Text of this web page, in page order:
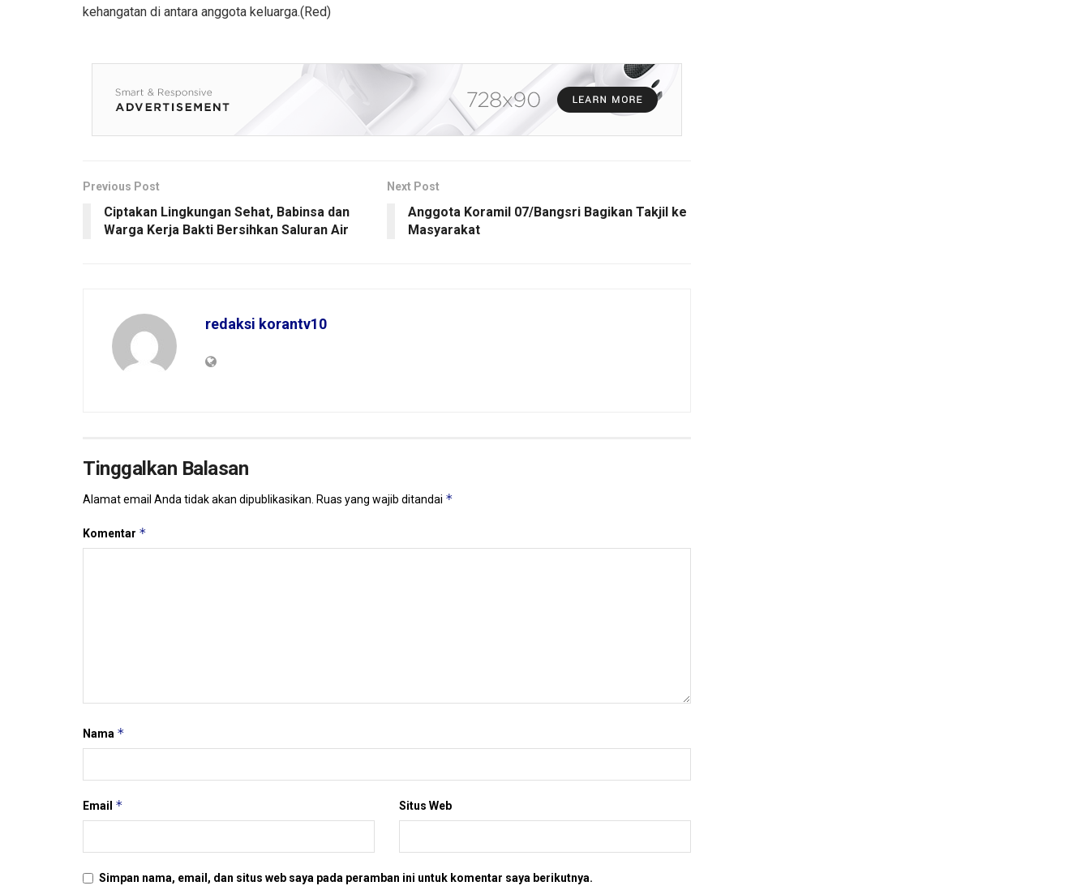
kehangatan di antara anggota keluarga.(Red)
Previous Post
Ciptakan Lingkungan Sehat, Babinsa dan
Warga Kerja Bakti Bersihkan Saluran Air
Next Post
Anggota Koramil 07/Bangsri Bagikan Takjil ke
Masyarakat
redaksi korantv10
Tinggalkan Balasan
Alamat email Anda tidak akan dipublikasikan. Ruas yang wajib ditandai *
Komentar *
Nama *
Email * Situs Web
Simpan nama, email, dan situs web saya pada peramban ini untuk komentar saya berikutnya.